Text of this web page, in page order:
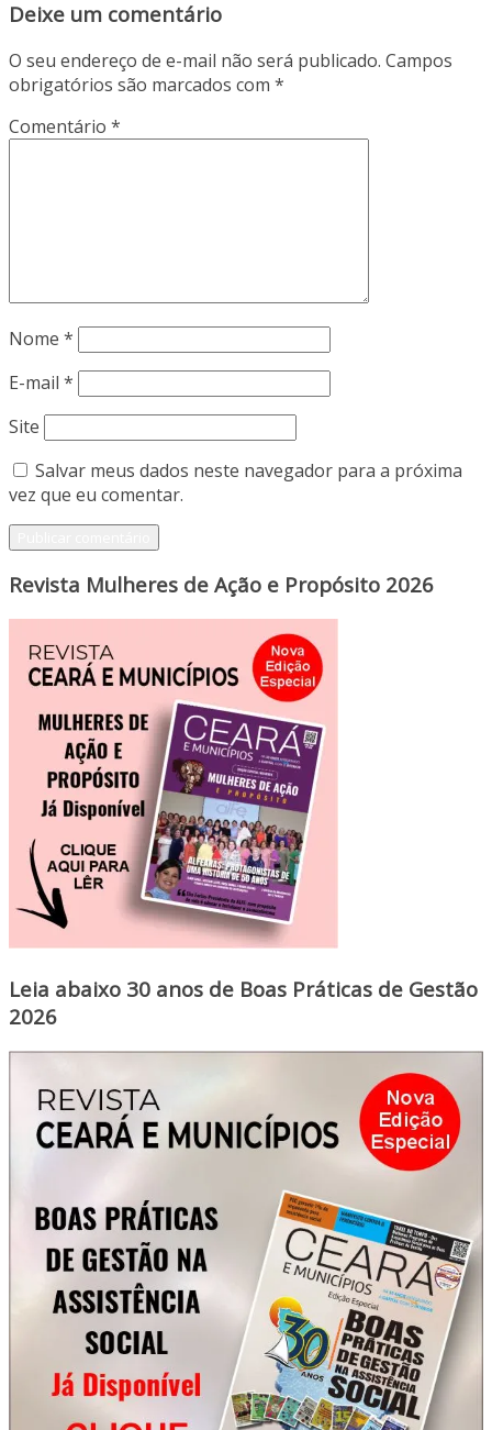
Deixe um comentário
O seu endereço de e-mail não será publicado. Campos
obrigatórios são marcados com *
Comentário *
Nome *
E-mail *
Site
Salvar meus dados neste navegador para a próxima
vez que eu comentar.
Revista Mulheres de Ação e Propósito 2026
Leia abaixo 30 anos de Boas Práticas de Gestão
2026